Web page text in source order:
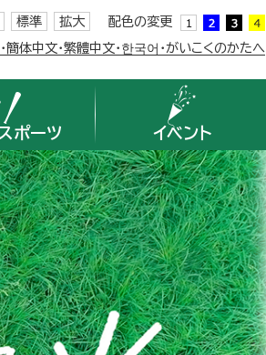
標準 拡大 配色の変更
体中文・繁體中文・한국어・がいこくのかたへ
ポーツ イベント